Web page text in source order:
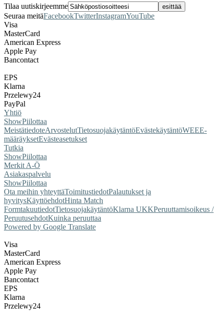
Tilaa uutiskirjeemme
Seuraa meitäFacebookTwitterInstagramYouTube
Visa
MasterCard
American Express
Apple Pay
Bancontact
EPS
Klarna
Przelewy24
PayPal
Yhtiö
ShowPiilottaa
MeistätiedoteArvostelutTietosuojakäytäntöEvästekäytäntöWEEE-
määräyksetEvästeasetukset
Tutkia
ShowPiilottaa
Merkit A-Ö
Asiakaspalvelu
ShowPiilottaa
Ota meihin yhteyttäToimitustiedotPalautukset ja
hyvitysKäyttöehdotHinta Match
FormtakuutiedotTietosuojakäytäntöKlarna UKKPeruuttamisoikeus /
PeruutusehdotKuinka peruuttaa
Powered by Google Translate
Visa
MasterCard
American Express
Apple Pay
Bancontact
EPS
Klarna
Przelewy24